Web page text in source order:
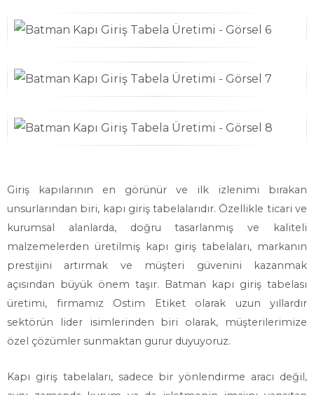
Giriş kapılarının en görünür ve ilk izlenimi bırakan
unsurlarından biri, kapı giriş tabelalarıdır. Özellikle ticari ve
kurumsal alanlarda, doğru tasarlanmış ve kaliteli
malzemelerden üretilmiş kapı giriş tabelaları, markanın
prestijini artırmak ve müşteri güvenini kazanmak
açısından büyük önem taşır. Batman kapı giriş tabelası
üretimi, firmamız Ostim Etiket olarak uzun yıllardır
sektörün lider isimlerinden biri olarak, müşterilerimize
özel çözümler sunmaktan gurur duyuyoruz.
Kapı giriş tabelaları, sadece bir yönlendirme aracı değil,